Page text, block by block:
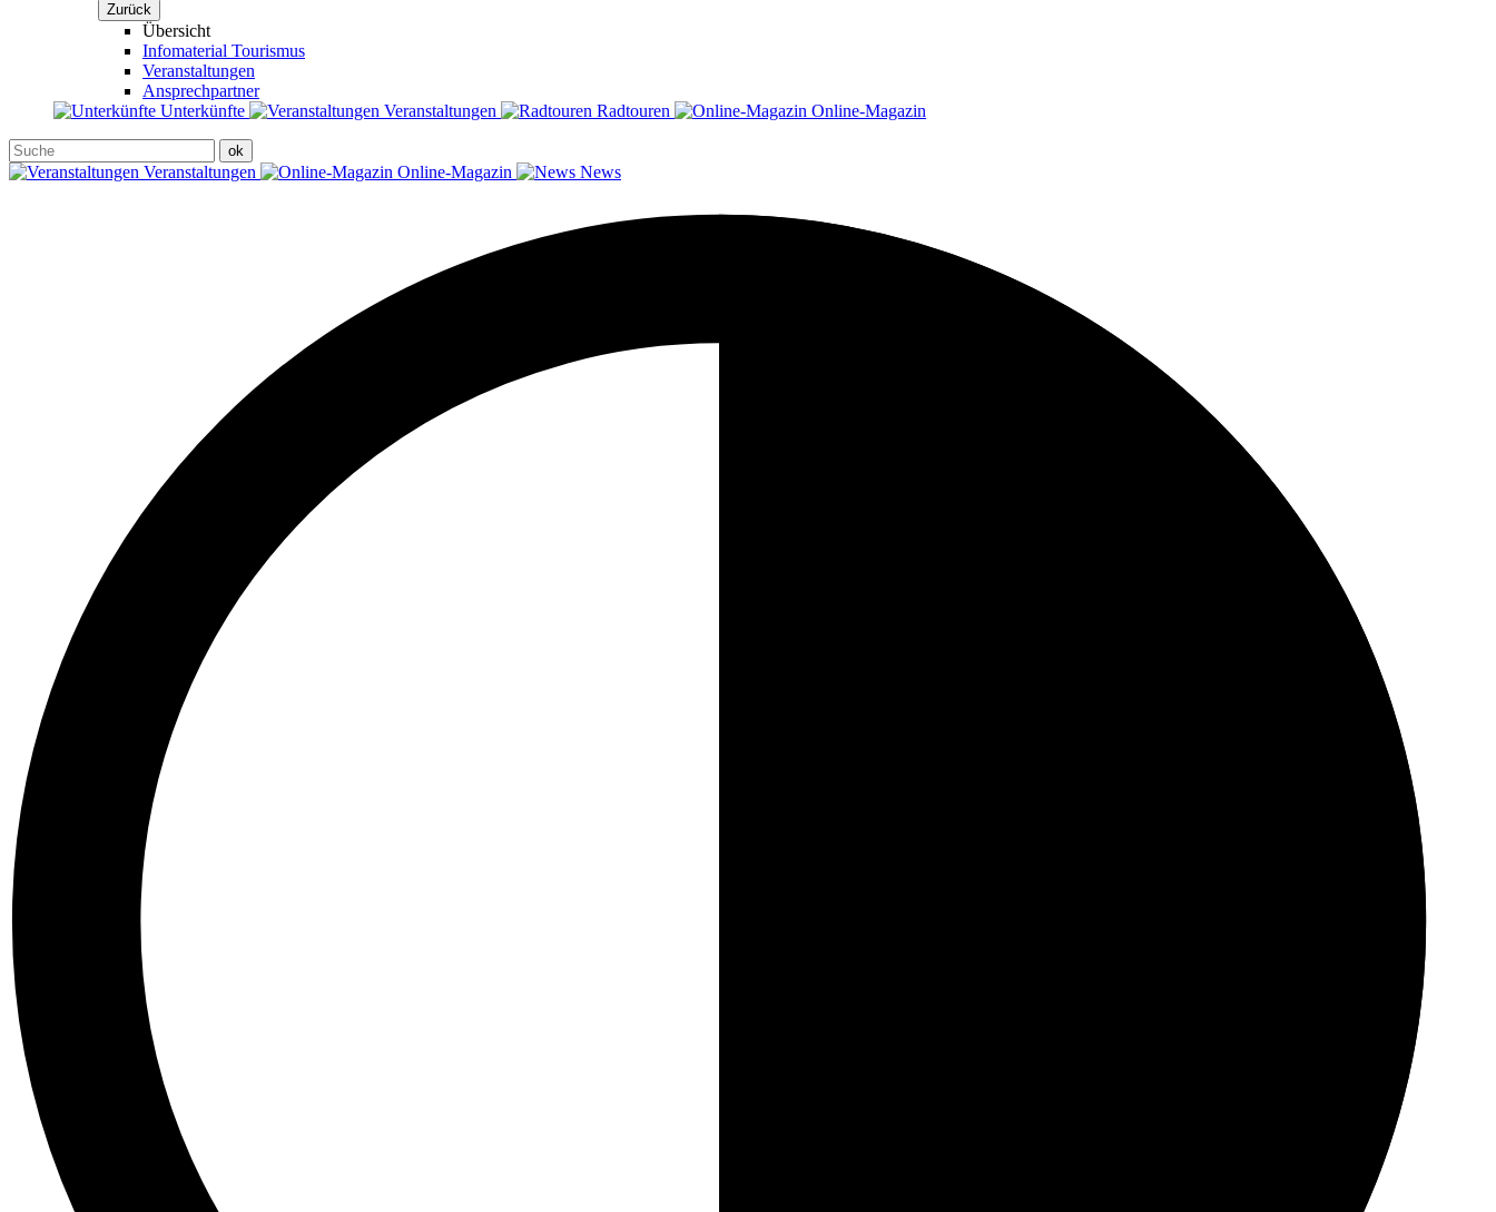
Zurück
Übersicht
Infomaterial Tourismus
Veranstaltungen
Ansprechpartner
Unterkünfte
Veranstaltungen Radtouren Online-Magazin
Veranstaltungen Online-Magazin News